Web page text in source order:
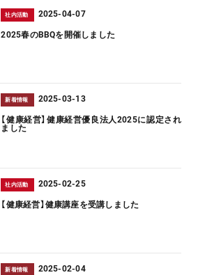
社内活動 2025-04-07
2025春のBBQを開催しました
新着情報 2025-03-13
【健康経営】健康経営優良法人2025に認定され
ました
社内活動 2025-02-25
【健康経営】健康講座を受講しました
新着情報 2025-02-04